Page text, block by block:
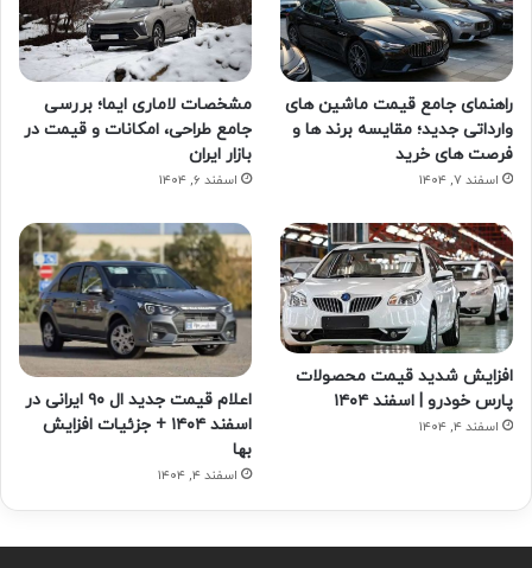
راهنمای جامع قیمت ماشین های
وارداتی جدید؛ مقایسه برند ها و
فرصت های خرید
اسفند ۷, ۱۴۰۴
مشخصات لاماری ایما؛ بررسی
جامع طراحی، امکانات و قیمت در
بازار ایران
اسفند ۶, ۱۴۰۴
افزایش شدید قیمت محصولات
پارس خودرو | اسفند ۱۴۰۴
اسفند ۴, ۱۴۰۴
اعلام قیمت جدید ال ۹۰ ایرانی در
اسفند ۱۴۰۴ + جزئیات افزایش
بها
اسفند ۴, ۱۴۰۴